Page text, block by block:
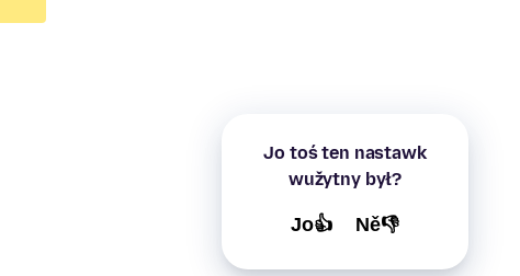
Jo toś ten nastawk
wužytny był?
Jo👍 Ně👎